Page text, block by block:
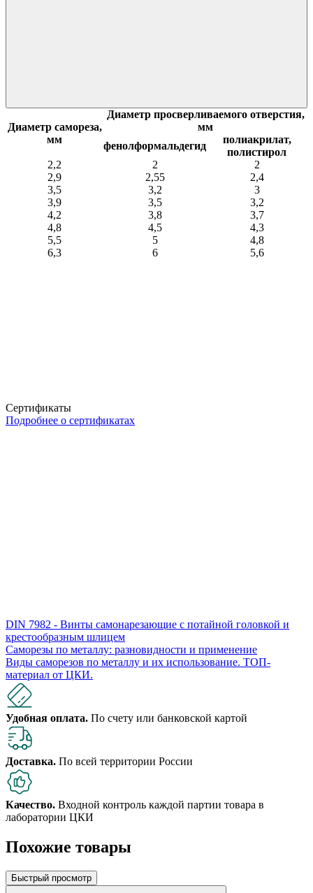
Диаметр самореза,
мм
Диаметр просверливаемого отверстия,
мм
фенолформальдегид
полиакрилат,
полистирол
2,2
2
2
2,9
2,55
2,4
3,5
3,2
3
3,9
3,5
3,2
4,2
3,8
3,7
4,8
4,5
4,3
5,5
5
4,8
6,3
6 5,6
Сертификаты
Подробнее о сертификатах
DIN 7982 - Винты самонарезающие с потайной головкой и
крестообразным шлицем
Саморезы по металлу: разновидности и применение
Виды саморезов по металлу и их использование. ​​ТОП-
материал от ЦКИ.
Удобная оплата. По счету или банковской картой
Доставка. По всей территории России
Качество. Входной контроль каждой партии товара в
лаборатории ЦКИ
Похожие товары
Быстрый просмотр